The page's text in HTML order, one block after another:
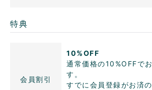
特典
会員割引
10%OFF
通常価格の10%OFFで
す。
すでに会員登録がお済